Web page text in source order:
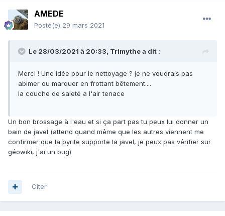
AMEDE
Posté(e) 29 mars 2021
Le 28/03/2021 à 20:33, Trimythea dit :
Merci ! Une idée pour le nettoyage ? je ne voudrais pas
abimer ou marquer en frottant bêtement....
la couche de saleté a l'air tenace
Un bon brossage à l'eau et si ça part pas tu peux lui donner un
bain de javel (attend quand même que les autres viennent me
confirmer que la pyrite supporte la javel, je peux pas vérifier sur
géowiki, j'ai un bug)
Citer